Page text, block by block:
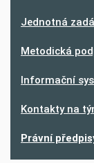
Jednotná
Metodická
Informační
Kontakty na
Právní